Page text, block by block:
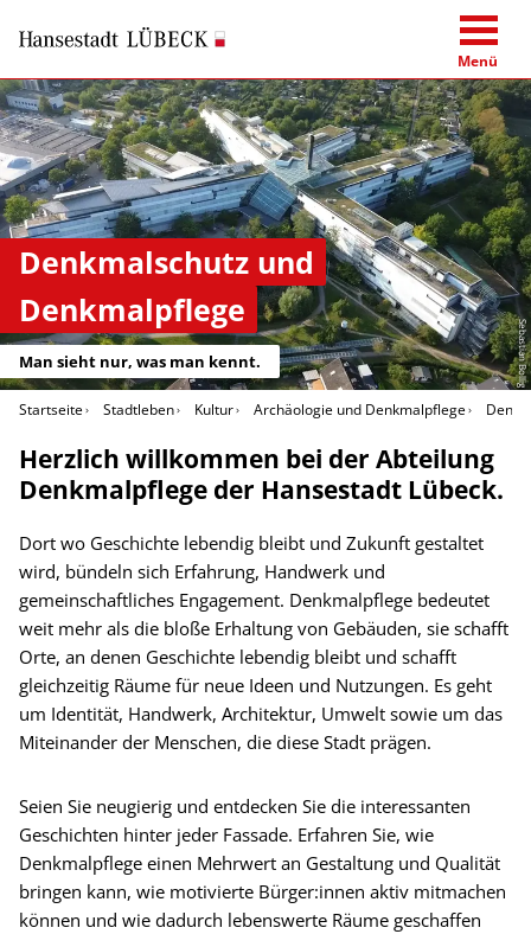
Menü
Sebastian Bollig
Denkmalschutz und
Denkmalpflege
Man sieht nur, was man kennt.
Startseite Stadtleben Kultur Archäologie und Denkmalpflege
Herzlich willkommen bei der Abteilung
Denkmalpflege der Hansestadt Lübeck.
Dort wo Geschichte lebendig bleibt und Zukunft gestaltet
wird, bündeln sich Erfahrung, Handwerk und
gemeinschaftliches Engagement. Denkmalpflege bedeutet
weit mehr als die bloße Erhaltung von Gebäuden, sie schafft
Orte, an denen Geschichte lebendig bleibt und schafft
gleichzeitig Räume für neue Ideen und Nutzungen. Es geht
um Identität, Handwerk, Architektur, Umwelt sowie um das
Miteinander der Menschen, die diese Stadt prägen.
Seien Sie neugierig und entdecken Sie die interessanten
Geschichten hinter jeder Fassade. Erfahren Sie, wie
Denkmalpflege einen Mehrwert an Gestaltung und Qualität
bringen kann, wie motivierte Bürger:innen aktiv mitmachen
können und wie dadurch lebenswerte Räume geschaffen